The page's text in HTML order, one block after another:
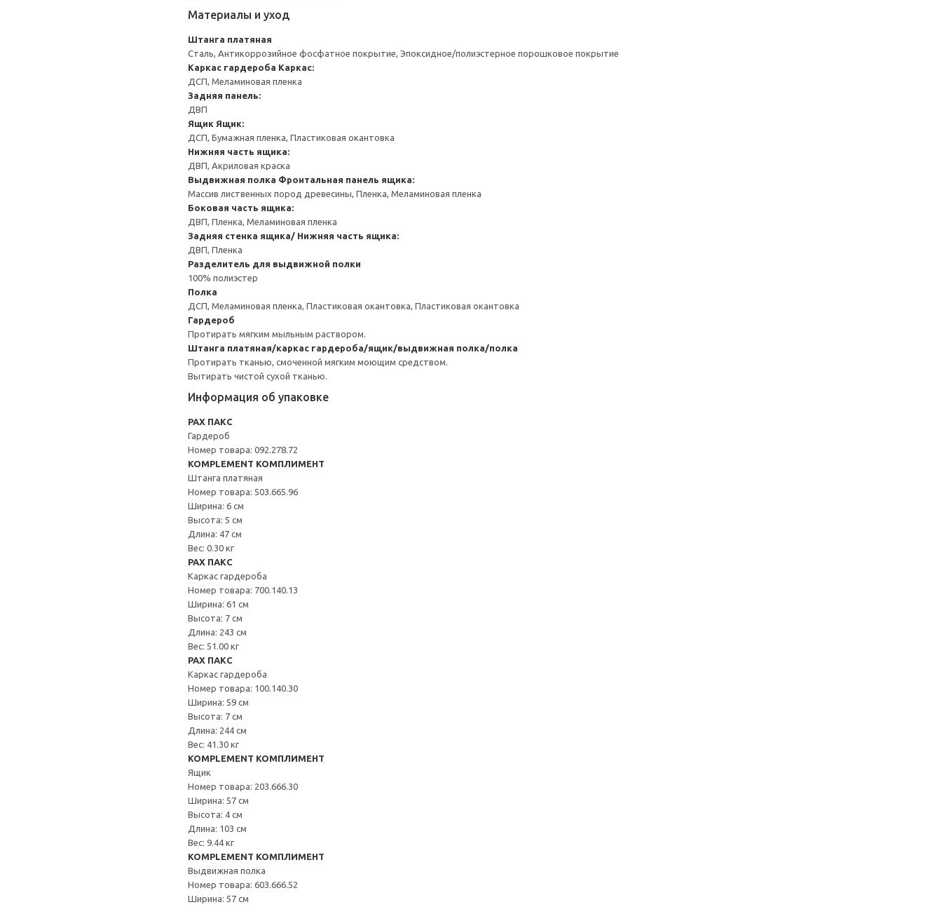
Материалы и уход
Штанга платяная
Сталь, Антикоррозийное фосфатное покрытие, Эпоксидное/полиэстерное порошковое покрытие
Каркас гардероба Каркас:
ДСП, Меламиновая пленка
Задняя панель:
ДВП
Ящик Ящик:
ДСП, Бумажная пленка, Пластиковая окантовка
Нижняя часть ящика:
ДВП, Акриловая краска
Выдвижная полка Фронтальная панель ящика:
Массив лиственных пород древесины, Пленка, Меламиновая пленка
Боковая часть ящика:
ДВП, Пленка, Меламиновая пленка
Задняя стенка ящика/ Нижняя часть ящика:
ДВП, Пленка
Разделитель для выдвижной полки
100% полиэстер
Полка
ДСП, Меламиновая пленка, Пластиковая окантовка, Пластиковая окантовка
Гардероб
Протирать мягким мыльным раствором.
Штанга платяная/каркас гардероба/ящик/выдвижная полка/полка
Протирать тканью, смоченной мягким моющим средством.
Вытирать чистой сухой тканью.
Информация об упаковке
PAX ПАКС
Гардероб
Номер товара: 092.278.72
KOMPLEMENT КОМПЛИМЕНТ
Штанга платяная
Номер товара: 503.665.96
Ширина: 6 см
Высота: 5 см
Длина: 47 см
Вес: 0.30 кг
PAX ПАКС
Каркас гардероба
Номер товара: 700.140.13
Ширина: 61 см
Высота: 7 см
Длина: 243 см
Вес: 51.00 кг
PAX ПАКС
Каркас гардероба
Номер товара: 100.140.30
Ширина: 59 см
Высота: 7 см
Длина: 244 см
Вес: 41.30 кг
KOMPLEMENT КОМПЛИМЕНТ
Ящик
Номер товара: 203.666.30
Ширина: 57 см
Высота: 4 см
Длина: 103 см
Вес: 9.44 кг
KOMPLEMENT КОМПЛИМЕНТ
Выдвижная полка
Номер товара: 603.666.52
Ширина: 57 см